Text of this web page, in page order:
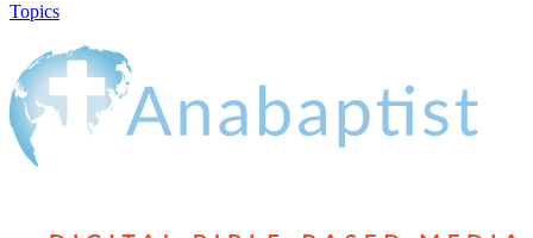
Topics